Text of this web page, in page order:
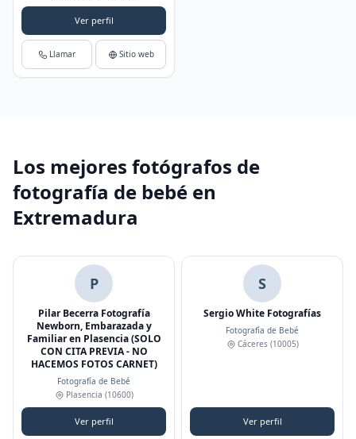
Ver perfil
Llamar Sitio web
Los mejores fotógrafos de
fotografía de bebé en
Extremadura
P
Pilar Becerra Fotografía
Newborn, Embarazada y
Familiar en Plasencia (SOLO
CON CITA PREVIA - NO
HACEMOS FOTOS CARNET)
Fotografía de Bebé
Plasencia (10600)
Ver perfil
S
Sergio White Fotografías
Fotografía de Bebé
Cáceres(10005)
Ver perfil